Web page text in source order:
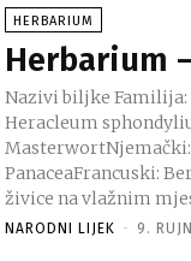
HERBARIUM
Herbarium
Nazivi biljke Familija: UmbelliferaeNarodni: Mečja šapaLatinski:
Heracleum
PanaceaFrancuski: Berce spondyle
živice na vlažnim
NARODNI LIJEK - 9.